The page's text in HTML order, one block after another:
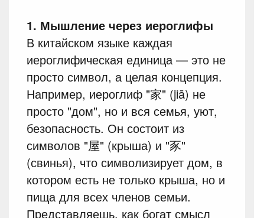
1. Мышление через иероглифы
В китайском языке каждая
иероглифическая единица — это не
просто символ, а целая концепция.
Например, иероглиф "家" (jiā) не
просто "дом", но и вся семья, уют,
безопасность. Он состоит из
символов "屋" (крыша) и "豕"
(свинья), что символизирует дом, в
котором есть не только крыша, но и
пища для всех членов семьи.
Представляешь, как богат смысл